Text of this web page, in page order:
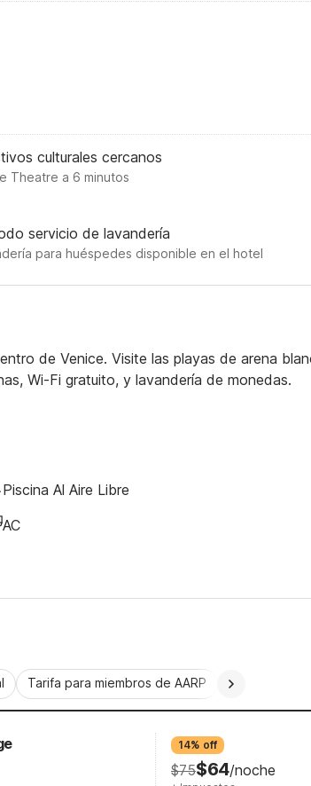
culturales cercanos
Theatre a 6 minutos
servicio de lavandería
para huéspedes disponible en el hotel
de Venice. Visite las playas de arena
Wi-Fi gratuito, y lavandería de monedas.
Piscina Al Aire Libre
AC
Tarifa para miembros de AARP
14% off
$75$64/noche